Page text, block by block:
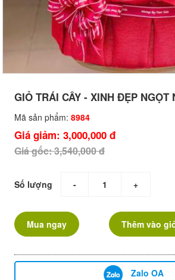
GIỎ TRÁI CÂY - XINH ĐẸP NGỌT
Mã sản phẩm: 8984
Giá giảm: 3,000,000 đ
Giá gốc: 3,540,000 đ
Số lượng - +
Mua ngay Thêm vào
Zalo OA